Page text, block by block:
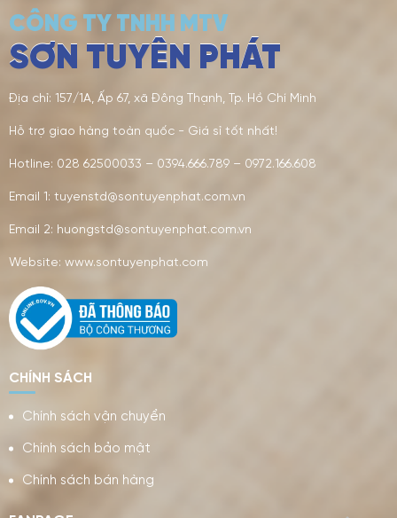
CÔNG TY TNHH MTV
SƠN TUYÊN PHÁT
Địa chỉ: 157/1A, Ấp 67, xã Đông Thạnh, Tp. Hồ Chí Minh
Hỗ trợ giao hàng toàn quốc - Giá sỉ tốt nhất!
Hotline: 028 62500033 – 0394.666.789 – 0972.166.608
Email 1: tuyenstd@sontuyenphat.com.vn
Email 2: huongstd@sontuyenphat.com.vn
Website: www.sontuyenphat.com
CHÍNH SÁCH
Chính sách vận chuyển
Chính sách bảo mật
Chính sách bán hàng